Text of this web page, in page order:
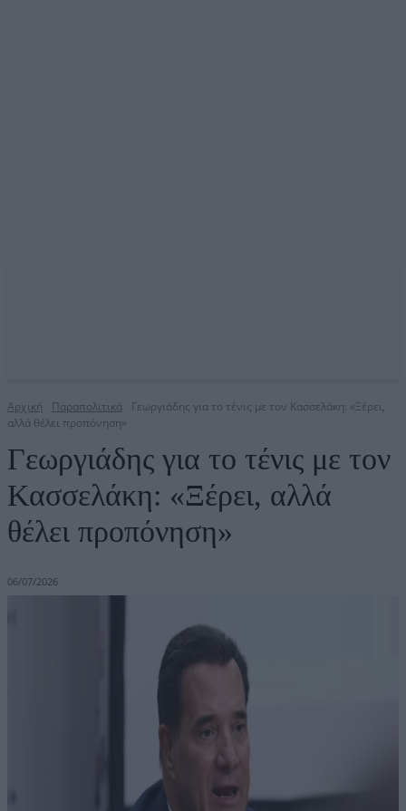
Αρχική Παραπολιτικά
Γεωργιάδης για το τένις με τον Κασσελάκη: «Ξέρει,
αλλά θέλει προπόνηση»
Γεωργιάδης για το τένις με τον
Κασσελάκη: «Ξέρει, αλλά
θέλει προπόνηση»
06/07/2026